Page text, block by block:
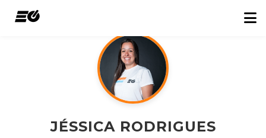
Início
JÉSSICA RODRIGUES